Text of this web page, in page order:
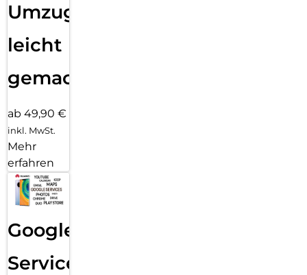
Umzug
leicht
gemacht!
ab 49,90 €
inkl. MwSt.
Mehr
erfahren
Google
Services